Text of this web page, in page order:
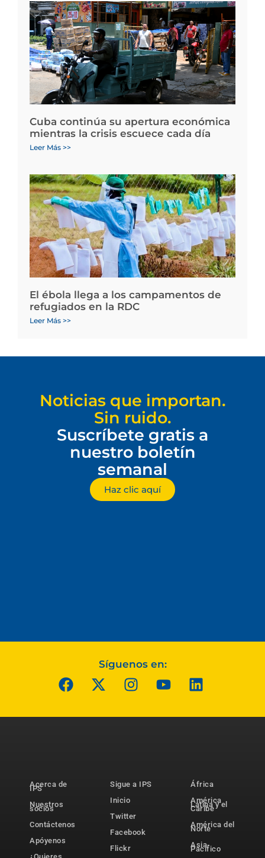
Cuba continúa su apertura económica
mientras la crisis escuece cada día
Leer Más >>
El ébola llega a los campamentos de
refugiados en la RDC
Leer Más >>
Noticias que importan.
Sin ruido.
Suscríbete gratis a
nuestro boletín
semanal
Haz clic aquí
Síguenos en:
Acerca de
IPS
Nuestros
socios
Contáctenos
Apóyenos
Sigue a IPS
Inicio
Twitter
Facebook
Flickr
África
América
Latina y el
Caribe
América del
Norte
Asia-
Pacífico